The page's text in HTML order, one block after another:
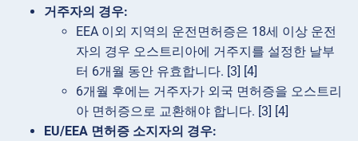
거주자의 경우:
EEA 이외 지역의 운전면허증은 18세 이상 운전
자의 경우 오스트리아에 거주지를 설정한 날부
터 6개월 동안 유효합니다. [3] [4]
6개월 후에는 거주자가 외국 면허증을 오스트리
아 면허증으로 교환해야 합니다. [3] [4]
EU/EEA 면허증 소지자의 경우: